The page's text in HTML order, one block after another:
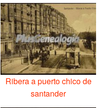
Ribera a puerto chico de
santander